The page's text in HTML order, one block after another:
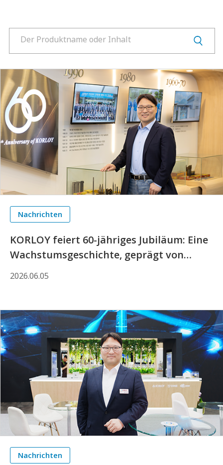
Nachrichten
KORLOY feiert 60-jähriges Jubiläum: Eine
Wachstumsgeschichte, geprägt von
Technologie und Mitarbeitern – von der
Innovation und mitarbeiterorientierten
Führung
2026.06.05
Nachrichten